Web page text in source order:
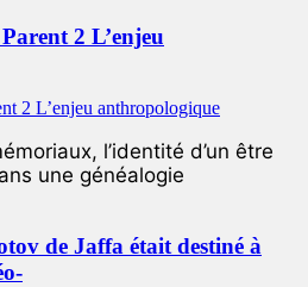
2 L’enjeu
l’identité d’un être
une généalogie
de Jaffa était destiné à